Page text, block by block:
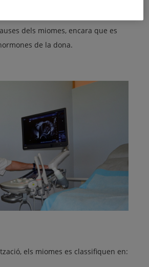
dels miomes, encara que es
de la dona.
els miomes es classifiquen en: